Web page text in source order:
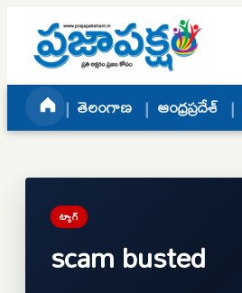
Skip to content
తెలంగాణ ఆంధ్రప్రదేశ్
ట్యాగ్
scam busted